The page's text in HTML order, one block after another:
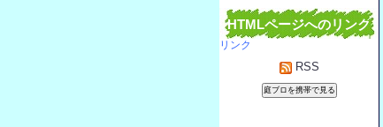
HTMLページへのリンク
リンク
RSS